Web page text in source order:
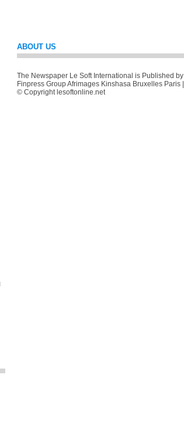
ABOUT US
The Newspaper Le Soft International is Published by
Finpress Group Afrimages Kinshasa Bruxelles Paris |
© Copyright lesoftonline.net